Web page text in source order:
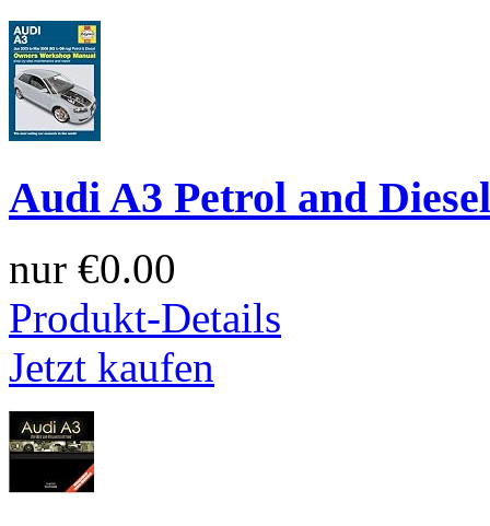
Audi A3 Petrol and
nur €0.00
Produkt-Details
Jetzt kaufen